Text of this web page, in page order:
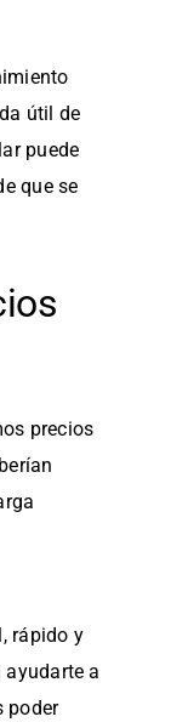
útil de
puede
que se
precios
rápido y
a
poder